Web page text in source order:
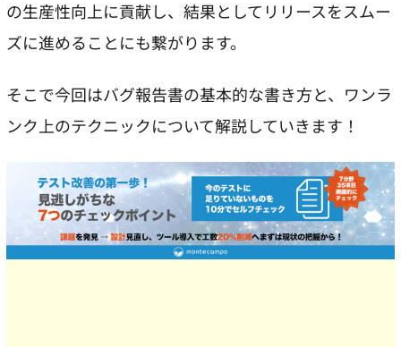
の生産性向上に貢献し、結果としてリリースをスムー
ズに進めることにも繋がります。
そこで今回はバグ報告書の基本的な書き方と、ワンラ
ンク上のテクニックについて解説していきます！